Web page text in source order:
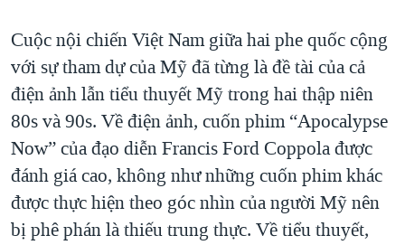
Cuộc nội chiến Việt Nam giữa hai phe quốc cộng
với sự tham dự của Mỹ đã từng là đề tài của cả
điện ảnh lẫn tiểu thuyết Mỹ trong hai thập niên
80s và 90s. Về điện ảnh, cuốn phim “Apocalypse
Now” của đạo diễn Francis Ford Coppola được
đánh giá cao, không như những cuốn phim khác
được thực hiện theo góc nhìn của người Mỹ nên
bị phê phán là thiếu trung thực. Về tiểu thuyết,